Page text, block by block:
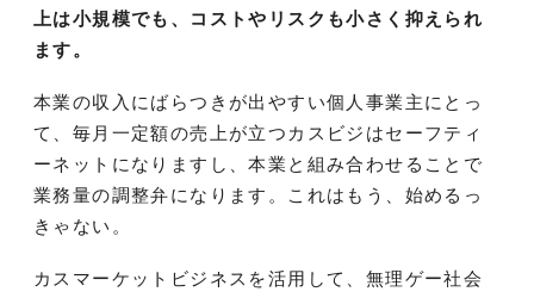
上は小規模でも、コストやリスクも小さく抑えられ
ます。
本業の収入にばらつきが出やすい個人事業主にとっ
て、毎月一定額の売上が立つカスビジはセーフティ
ーネットになりますし、本業と組み合わせることで
業務量の調整弁になります。これはもう、始めるっ
きゃない。
カスマーケットビジネスを活用して、無理ゲー社会